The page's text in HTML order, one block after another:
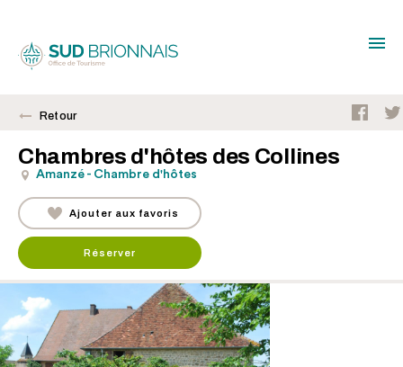
Retour
Chambres d'hôtes des Collines
Amanzé - Chambre d'hôtes
Ajouter aux favoris
Réserver